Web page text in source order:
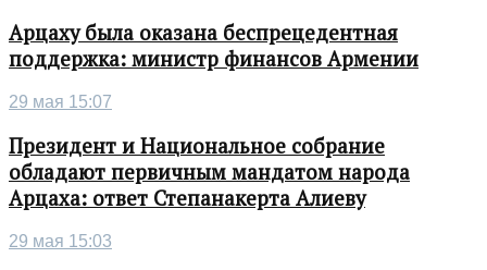
Арцаху была оказана беспрецедентная
поддержка: министр финансов Армении
29 мая 15:07
Президент и Национальное собрание
обладают первичным мандатом народа
Арцаха: ответ Степанакерта Алиеву
29 мая 15:03